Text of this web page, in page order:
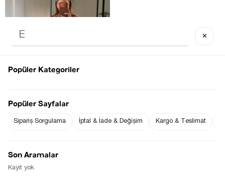
VOLANLI ASIMETRIK KESIM SARI
✕
Popüler Kategoriler
Popüler Sayfalar
Sipariş Sorgulama İptal & İade & Değişim Kargo & Teslimat
Son Aramalar
Kayıt yok